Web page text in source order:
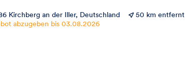
Kirchberg an der Iller, Deutschland
50 km entfernt
abzugeben bis 03.08.2026